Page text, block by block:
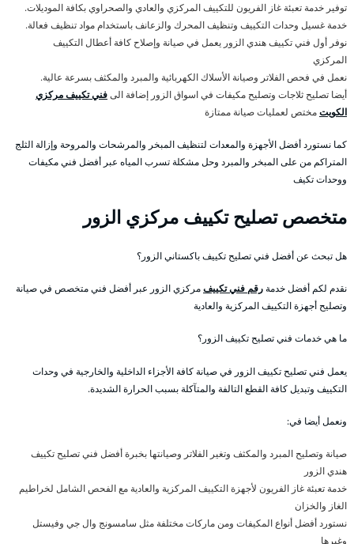
توفير خدمة تعبئة غاز الفريون للتكييف المركزي والعادي والصحراوي بكافة الموديلات.
خدمة غسيل وحدات التكييف وتنظيف المحرك والزعانف باستخدام مواد تنظيف فعالة.
نوفر أول فني تكييف هندي الزور يعمل في صيانة وإصلاح كافة أعطال التكييف
المركزي
نعمل في فحص الفلاتر وصيانة الأسلاك الكهربائية والمبرد والمكثف بسرعة عالية.
أيضا تصليح ثلاجات وتصليح مكيفات في اسواق الزور إضافة الىفني تكييف مركزي
الكويتمختص لعمليات صيانة ممتازة
كما نستورد أفضل الأجهزة والمعدات لتنظيف المبخر والمرشحات والمروحة وإزالة الثلج
المتراكم من على المبخر والمبرد وحل مشكلة تسرب المياه عبر أفضل فني مكيفات
ووحدات تكيف
متخصص تصليح تكييف مركزي الزور
هل تبحث عن أفضل فني تصليح تكييف باكستاني الزور؟
نقدم لكم أفضل خدمةرقم فني تكييفمركزي الزور عبر أفضل فني متخصص في صيانة
وتصليح أجهزة التكييف المركزية والعادية
ما هي خدمات فني تصليح تكييف الزور؟
يعمل فني تصليح تكييف الزور في صيانة كافة الأجزاء الداخلية والخارجية في وحدات
التكييف وتبديل كافة القطع التالفة والمتآكلة بسبب الحرارة الشديدة.
ونعمل أيضا في:
صيانة وتصليح المبرد والمكثف وتغير الفلاتر وصيانتها بخبرة أفضل فني تصليح تكييف
هندي الزور
خدمة تعبئة غاز الفريون لأجهزة التكييف المركزية والعادية مع الفحص الشامل لخراطيم
الغاز والخزان
نستورد أفضل أنواع المكيفات ومن ماركات مختلفة مثل سامسونج وال جي وفيستل
وغيرها